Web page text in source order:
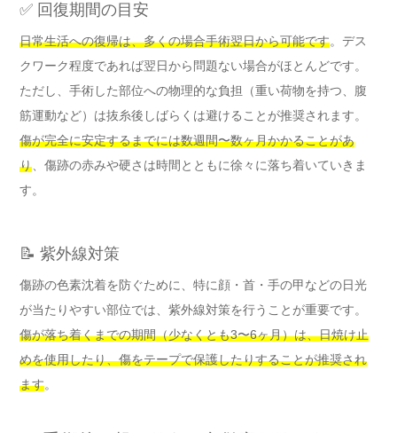
✅ 回復期間の目安
日常生活への復帰は、多くの場合手術翌日から可能です。デス
クワーク程度であれば翌日から問題ない場合がほとんどです。
ただし、手術した部位への物理的な負担（重い荷物を持つ、腹
筋運動など）は抜糸後しばらくは避けることが推奨されます。
傷が完全に安定するまでには数週間〜数ヶ月かかることがあ
り 、傷跡の赤みや硬さは時間とともに徐々に落ち着いていきま
す。
📝 紫外線対策
傷跡の色素沈着を防ぐために、特に顔・首・手の甲などの日光
が当たりやすい部位では、紫外線対策を行うことが重要です。
傷が落ち着くまでの期間（少なくとも3〜6ヶ月）は、日焼け止
めを使用したり、傷をテープで保護したりすることが推奨され
ます。